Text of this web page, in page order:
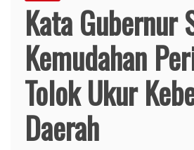
Kata Gubernur
Kemudahan
Tolok Ukur
Daerah